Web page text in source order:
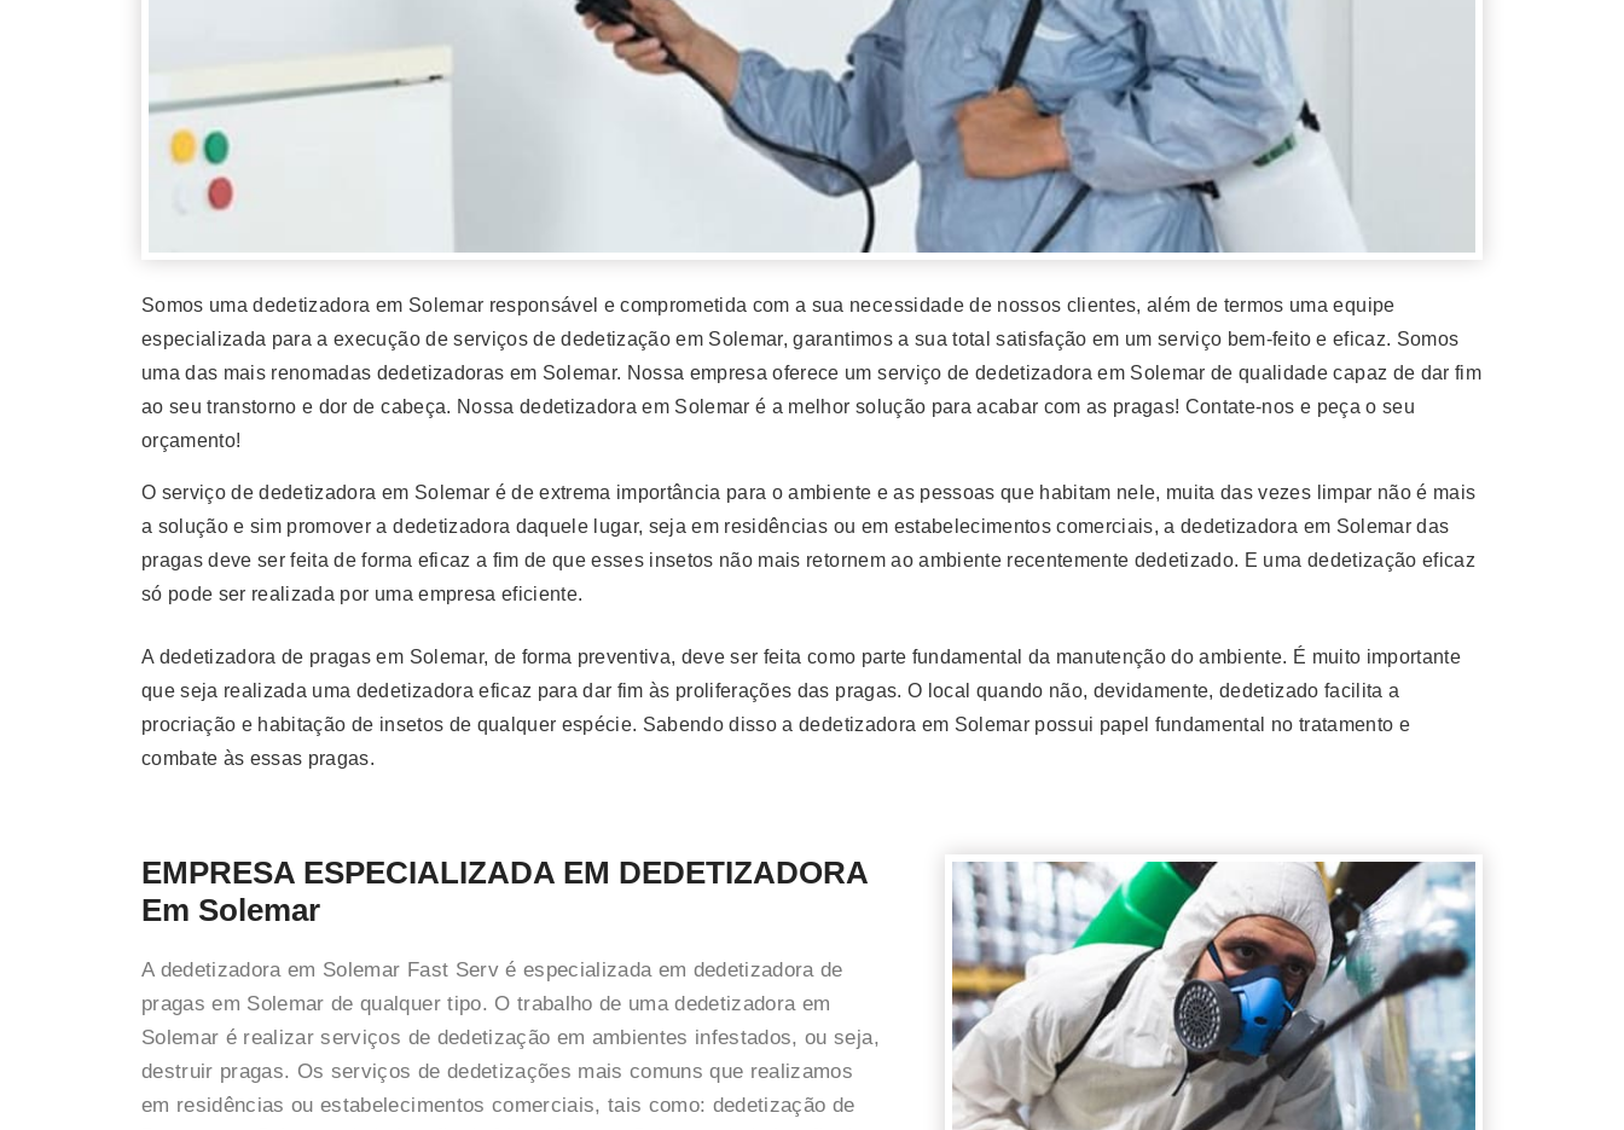
Somos uma dedetizadora em Solemar responsável e comprometida com a sua necessidade de nossos clientes, além de termos uma equipe
especializada para a execução de serviços de dedetização em Solemar, garantimos a sua total satisfação em um serviço bem-feito e eficaz. Somos
uma das mais renomadas dedetizadoras em Solemar. Nossa empresa oferece um serviço de dedetizadora em Solemar de qualidade capaz de dar fim
ao seu transtorno e dor de cabeça. Nossa dedetizadora em Solemar é a melhor solução para acabar com as pragas! Contate-nos e peça o seu
orçamento!
O serviço de dedetizadora em Solemar é de extrema importância para o ambiente e as pessoas que habitam nele, muita das vezes limpar não é mais
a solução e sim promover a dedetizadora daquele lugar, seja em residências ou em estabelecimentos comerciais, a dedetizadora em Solemar das
pragas deve ser feita de forma eficaz a fim de que esses insetos não mais retornem ao ambiente recentemente dedetizado. E uma dedetização eficaz
só pode ser realizada por uma empresa eficiente.
A dedetizadora de pragas em Solemar, de forma preventiva, deve ser feita como parte fundamental da manutenção do ambiente. É muito importante
que seja realizada uma dedetizadora eficaz para dar fim às proliferações das pragas. O local quando não, devidamente, dedetizado facilita a
procriação e habitação de insetos de qualquer espécie. Sabendo disso a dedetizadora em Solemar possui papel fundamental no tratamento e
combate às essas pragas.
EMPRESA ESPECIALIZADA EM DEDETIZADORA
Em Solemar
A dedetizadora em Solemar Fast Serv é especializada em dedetizadora de
pragas em Solemar de qualquer tipo. O trabalho de uma dedetizadora em
Solemar é realizar serviços de dedetização em ambientes infestados, ou seja,
destruir pragas. Os serviços de dedetizações mais comuns que realizamos
em residências ou estabelecimentos comerciais, tais como: dedetização de